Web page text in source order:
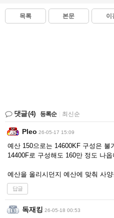
목록 본문 이
댓글(4) 등록순 최신순
Pleo 26-05-17 15:09
예산 150으로는 14600KF 구성은 불
14400F로 구성해도 160만 정도 나옵
예산을 올리시던지 예산에 맞춰 사
답글
독재킹 26-05-18 00:53